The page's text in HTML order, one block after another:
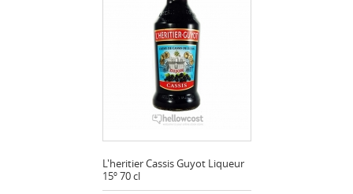
L'heritier Cassis Guyot Liqueur
15º 70 cl